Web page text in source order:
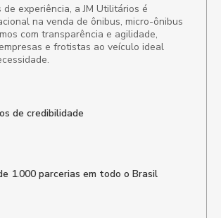
de experiência, a JM Utilitários é
na venda de ônibus, micro-ônibus
com transparência e agilidade,
e frotistas ao veículo ideal
de credibilidade
1.000 parcerias em todo o Brasil